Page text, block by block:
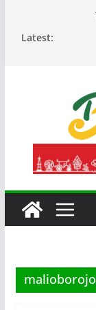
Latest: